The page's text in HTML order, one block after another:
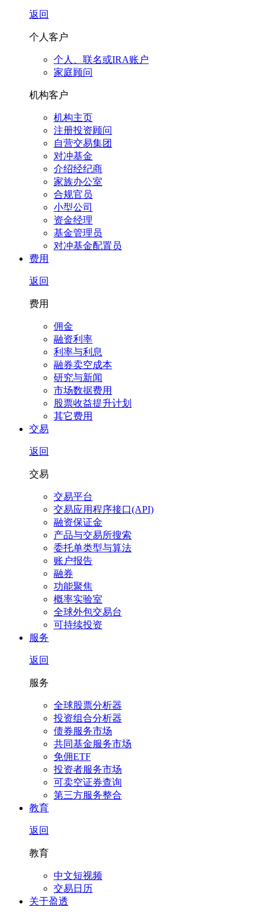
返回
个人客户
个人、联名或IRA账户
家庭顾问
机构客户
机构主页
注册投资顾问
自营交易集团
对冲基金
介绍经纪商
家族办公室
合规官员
小型公司
资金经理
基金管理员
对冲基金配置员
费用
返回
费用
佣金
融资利率
利率与利息
融券卖空成本
研究与新闻
市场数据费用
股票收益提升计划
其它费用
交易
返回
交易
交易平台
交易应用程序接口(API)
融资保证金
产品与交易所搜索
委托单类型与算法
账户报告
融券
功能聚焦
概率实验室
全球外包交易台
可持续投资
服务
返回
服务
全球股票分析器
投资组合分析器
债券服务市场
共同基金服务市场
免佣ETF
投资者服务市场
可卖空证券查询
第三方服务整合
教育
返回
教育
中文短视频
交易日历
关于盈透